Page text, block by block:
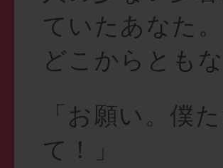
ていたあなた。
どこからとも
「お願い。僕
て！」